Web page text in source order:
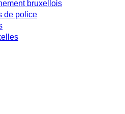
bruxellois
de police